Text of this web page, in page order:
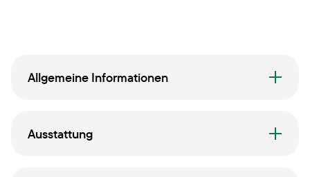
Allgemeine Informationen
Ausstattung